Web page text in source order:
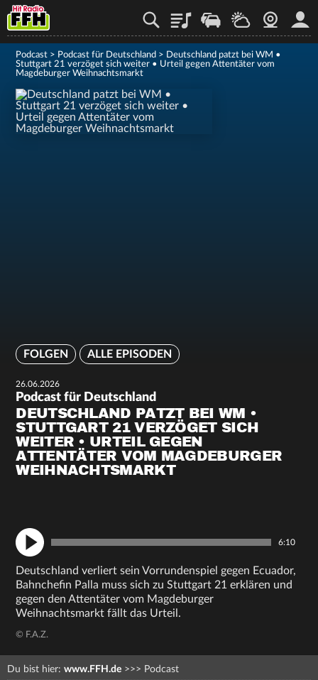
PlaylistStaupilotWetterWebcam
Podcast > Podcast für Deutschland > Deutschland patzt bei WM •
Stuttgart 21 verzöget sich weiter • Urteil gegen Attentäter vom
Magdeburger Weihnachtsmarkt
FOLGEN ALLE EPISODEN
26.06.2026
Podcast für Deutschland
DEUTSCHLAND PATZT BEI WM •
STUTTGART 21 VERZÖGET SICH
WEITER • URTEIL GEGEN
ATTENTÄTER VOM MAGDEBURGER
WEIHNACHTSMARKT
6:10
Deutschland verliert sein Vorrundenspiel gegen Ecuador,
Bahnchefin Palla muss sich zu Stuttgart 21 erklären und
gegen den Attentäter vom Magdeburger
Weihnachtsmarkt fällt das Urteil.
© F.A.Z.
Du bist hier: www.FFH.de >>> Podcast